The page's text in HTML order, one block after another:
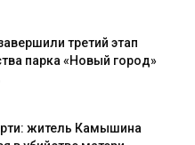
третий этап
парка «Новый город»
житель Камышина